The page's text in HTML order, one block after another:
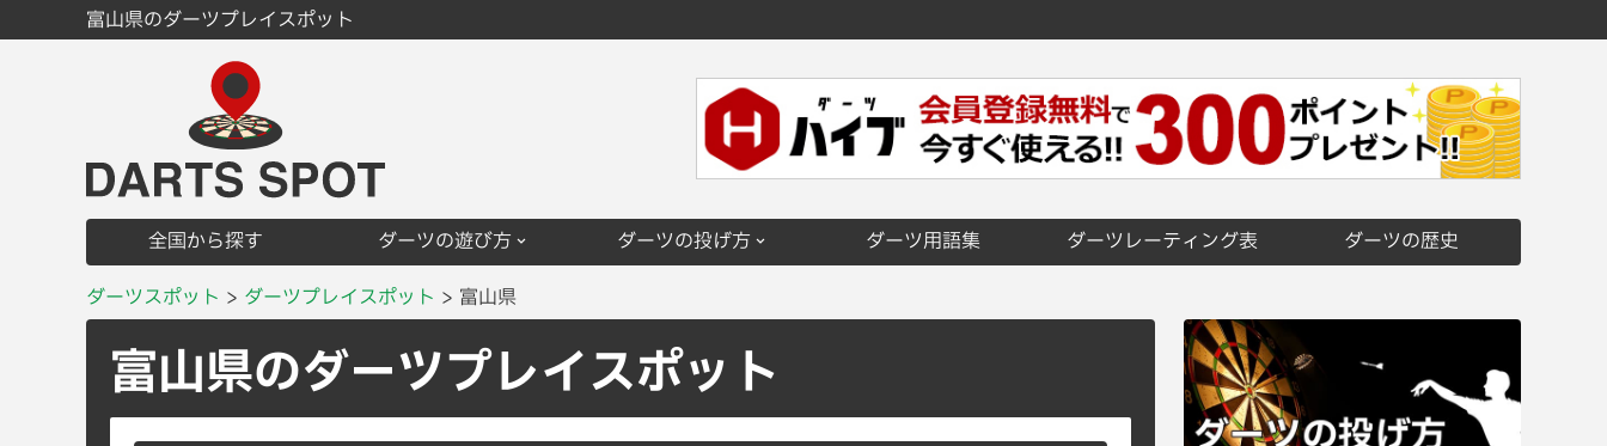
富山県のダーツプレイスポット
全国から探す ダーツの遊び方 ダーツの投げ方 ダーツ用語集 ダーツレーティング表
ダーツの歴史
ダーツスポット
ダーツプレイスポット 富山県
富山県のダーツプレイスポット